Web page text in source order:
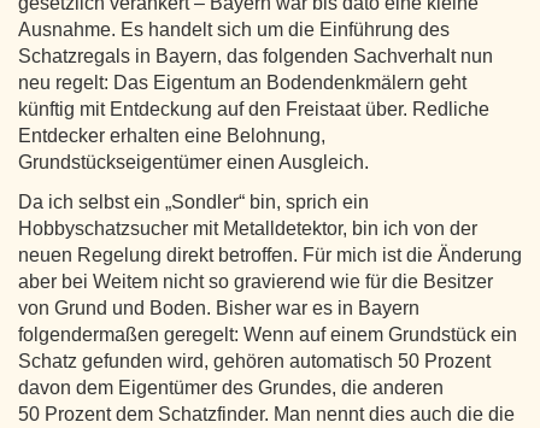
Ausnahme. Es handelt sich um die Einführung des
Schatzregals in Bayern, das folgenden Sachverhalt nun
neu regelt: Das Eigentum an Bodendenkmälern geht
künftig mit Entdeckung auf den Freistaat über. Redliche
Entdecker erhalten eine Belohnung,
Grundstückseigentümer einen Ausgleich.
Da ich selbst ein „Sondler“ bin, sprich ein
Hobbyschatzsucher mit Metalldetektor, bin ich von der
neuen Regelung direkt betroffen. Für mich ist die Änderung
aber bei Weitem nicht so gravierend wie für die Besitzer
von Grund und Boden. Bisher war es in Bayern
folgendermaßen geregelt: Wenn auf einem Grundstück ein
Schatz gefunden wird, gehören automatisch 50 Prozent
davon dem Eigentümer des Grundes, die anderen
50 Prozent dem Schatzfinder. Man nennt dies auch die die